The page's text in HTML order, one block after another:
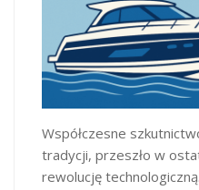
Współczesne
tradycji, przeszło w
rewolucję